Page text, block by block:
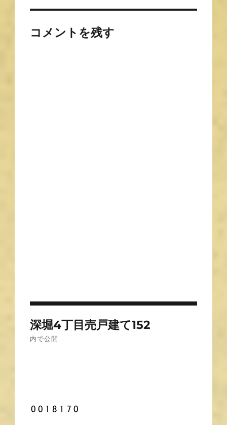
コメントを残す
稿
深堀4丁目売戸建て152
内で公開